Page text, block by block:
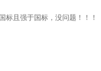
标且强于国标，没问题！！！